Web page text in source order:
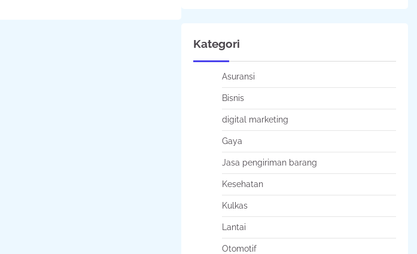
Kategori
Asuransi
Bisnis
digital marketing
Gaya
Jasa pengiriman barang
Kesehatan
Kulkas
Lantai
Otomotif